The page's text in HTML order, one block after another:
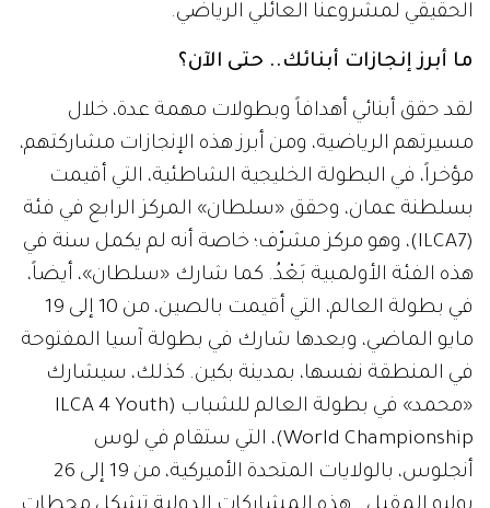
الحقيقي لمشروعنا العائلي الرياضي.
ما أبرز إنجازات أبنائك.. حتى الآن؟
لقد حقق أبنائي أهدافاً وبطولات مهمة عدة، خلال
مسيرتهم الرياضية، ومن أبرز هذه الإنجازات مشاركتهم،
مؤخراً، في البطولة الخليجية الشاطئية، التي أقيمت
بسلطنة عمان، وحقق «سلطان» المركز الرابع في فئة
(ILCA7)، وهو مركز مشرّف؛ خاصة أنه لم يكمل سنة في
هذه الفئة الأولمبية بَعْدُ. كما شارك «سلطان»، أيضاً،
في بطولة العالم، التي أقيمت بالصين، من 10 إلى 19
مايو الماضي، وبعدها شارك في بطولة آسيا المفتوحة
في المنطقة نفسها، بمدينة بكين. كذلك، سيشارك
«محمد» في بطولة العالم للشباب (ILCA 4 Youth
World Championship)، التي ستقام في لوس
أنجلوس، بالولايات المتحدة الأميركية، من 19 إلى 26